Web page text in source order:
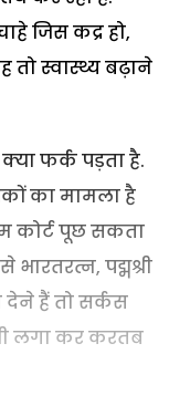
जिस कद्र हो,
स्वास्थ्य बढ़ाने
फर्क पड़ता है.
का मामला है
कोर्ट पूछ सकता
पद्मश्री
देने हैं तो सर्कस
लगा कर करतब